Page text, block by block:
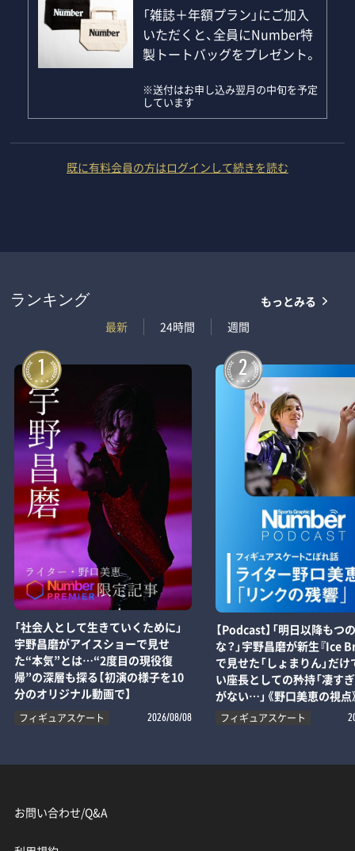
「雑誌＋年額プラン」にご加入
いただくと、全員にNumber特
製トートバッグをプレゼント。
※送付はお申し込み翌月の中旬を予定
しています
既に有料会員の方はログインして続きを読む
ランキング
最新
24時間 週間
もっとみる
1
「社会人として生きていくために」
宇野昌磨がアイスショーで見せ
た“本気”とは…“2度目の現役復
帰”の深層も探る【初演の様子を10
分のオリジナル動画で】
フィギュアスケート 2026/08/08
2
【Podcast】「明日以降もつ
な？」宇野昌磨が新生『Ice
で見せた「しょまりん」だ
い座長としての矜持「凄す
がない…」《野口美恵の視点
フィギュアスケート
お問い合わせ/Q&A